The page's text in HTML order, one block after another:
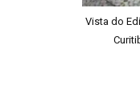
Vista do